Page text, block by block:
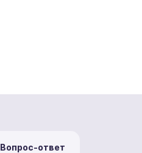
Вопрос-ответ